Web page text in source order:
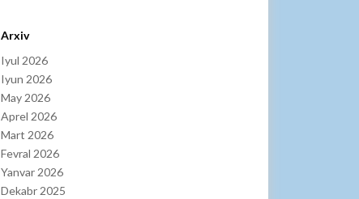
Arxiv
Iyul 2026
Iyun 2026
May 2026
Aprel 2026
Mart 2026
Fevral 2026
Yanvar 2026
Dekabr 2025